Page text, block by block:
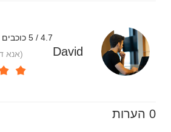
David
4.7 / 5 כוכבים (מספר המדרגים:
(אנא
0 הערות